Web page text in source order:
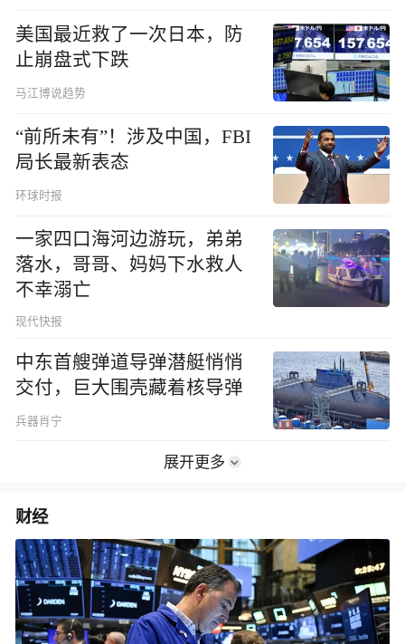
美国最近救了一次日本，防
止崩盘式下跌
马江博说趋势
“前所未有”！涉及中国，FBI
局长最新表态
环球时报
一家四口海河边游玩，弟弟
落水，哥哥、妈妈下水救人
不幸溺亡
现代快报
中东首艘弹道导弹潜艇悄悄
交付，巨大围壳藏着核导弹
兵器肖宁
展开更多
财经